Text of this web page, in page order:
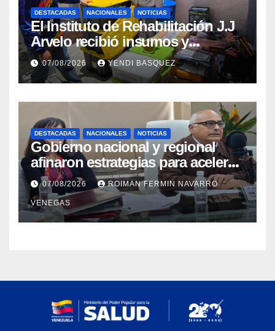
DESTACADAS NACIONALES NOTICIAS
El Instituto de Rehabilitación J.J
Arvelo recibió insumos y
herramientas para la atención de
personas con discapacidad
07/08/2026 YENDI BASQUEZ
DESTACADAS NACIONALES NOTICIAS
Gobierno nacional y regional
afinaron estrategias para acelerar
la vacunación antirrábica en el
estado Zulia
07/08/2026 ROIMAN FERMIN NAVARRO
VENEGAS